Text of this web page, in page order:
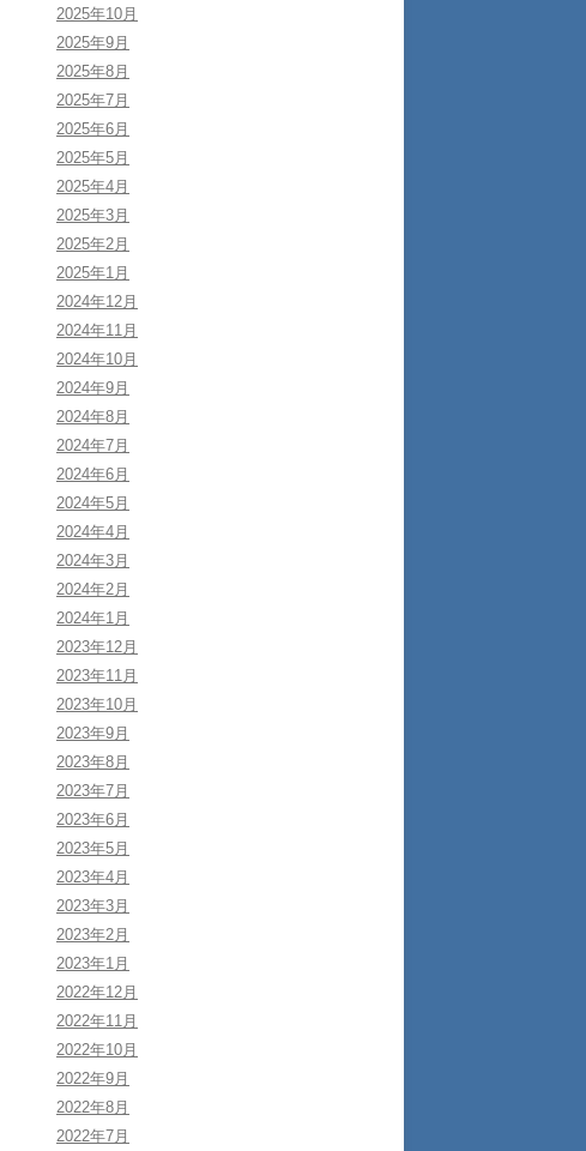
2025年10月
2025年9月
2025年8月
2025年7月
2025年6月
2025年5月
2025年4月
2025年3月
2025年2月
2025年1月
2024年12月
2024年11月
2024年10月
2024年9月
2024年8月
2024年7月
2024年6月
2024年5月
2024年4月
2024年3月
2024年2月
2024年1月
2023年12月
2023年11月
2023年10月
2023年9月
2023年8月
2023年7月
2023年6月
2023年5月
2023年4月
2023年3月
2023年2月
2023年1月
2022年12月
2022年11月
2022年10月
2022年9月
2022年8月
2022年7月